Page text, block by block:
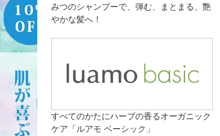
みつのシャンプーで、弾む、まとまる、艶
やかな髪へ！
すべてのかたにハーブの香るオーガニック
ケア「ルアモ ベーシック」